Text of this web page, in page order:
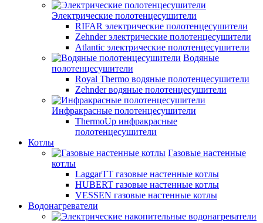
Электрические полотенцесушители
RIFAR электрические полотенцесушители
Zehnder электрические полотенцесушители
Atlantic электрические полотенцесушители
Водяные
полотенцесушители
Royal Thermo водяные полотенцесушители
Zehnder водяные полотенцесушители
Инфракрасные полотенцесушители
ThermoUp инфракрасные
полотенцесушители
Котлы
Газовые настенные
котлы
LaggarTT газовые настенные котлы
HUBERT газовые настенные котлы
VESSEN газовые настенные котлы
Водонагреватели